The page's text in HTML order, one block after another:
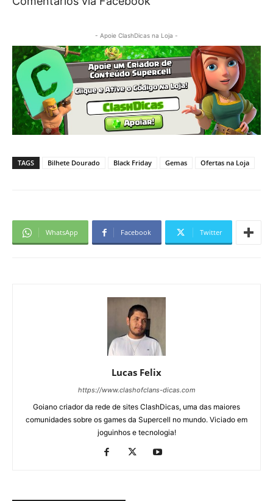
- Apoie ClashDicas na Loja -
TAGS Bilhete Dourado Black Friday Gemas Ofertas na Loja
WhatsApp Facebook Twitter
Lucas Felix
https://www.clashofclans-dicas.com
Goiano criador da rede de sites ClashDicas, uma das maiores
comunidades sobre os games da Supercell no mundo. Viciado em
joguinhos e tecnologia!